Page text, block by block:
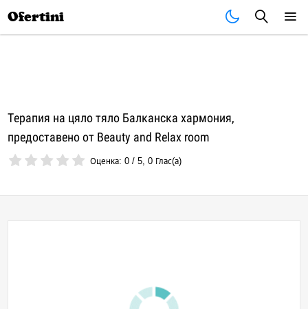
Ofertini
Tерапия на цяло тялo Балканска хармония,
предоставено от Beauty and Relax room
Оценка:0 /5,0 Глас(а)